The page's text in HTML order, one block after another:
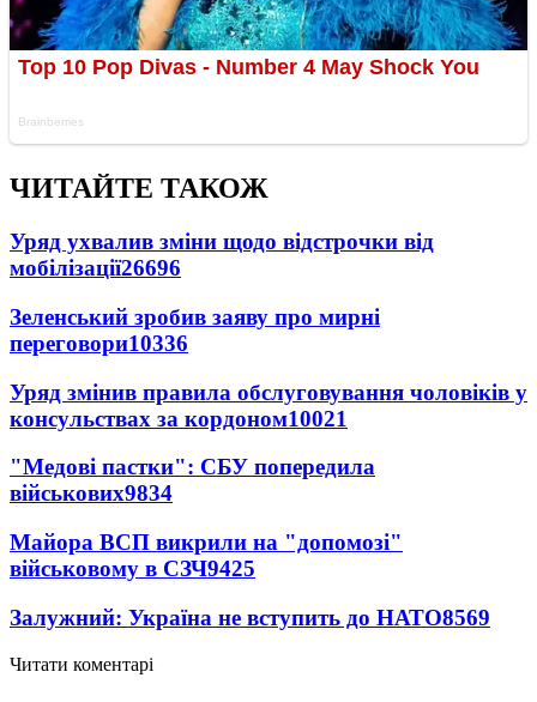
ЧИТАЙТЕ ТАКОЖ
Уряд ухвалив зміни щодо відстрочки від
мобілізації26696
Зеленський зробив заяву про мирні
переговори10336
Уряд змінив правила обслуговування чоловіків у
консульствах за кордоном10021
"Медові пастки": СБУ попередила
військових9834
Майора ВСП викрили на "допомозі"
військовому в СЗЧ9425
Залужний: Україна не вступить до НАТО8569
Читати коментарі